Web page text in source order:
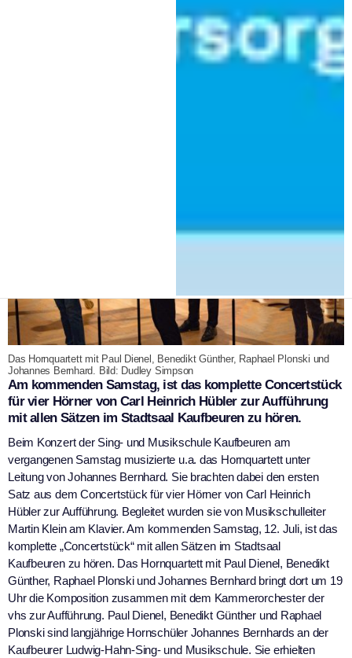
12. Juli: Hornquartett beim
Sommerkonzert des
kammerorchesters der
Das Hornquartett mit Paul Dienel, Benedikt Günther, Raphael Plonski und
Johannes Bernhard. Bild: Dudley Simpson
Am kommenden Samstag, ist das komplette Concertstück
für vier Hörner von Carl Heinrich Hübler zur Aufführung
mit allen Sätzen im Stadtsaal Kaufbeuren zu hören.
Beim Konzert der Sing- und Musikschule Kaufbeuren am
vergangenen Samstag musizierte u.a. das Hornquartett unter
Leitung von Johannes Bernhard. Sie brachten dabei den ersten
Satz aus dem Concertstück für vier Hörner von Carl Heinrich
Hübler zur Aufführung. Begleitet wurden sie von Musikschulleiter
Martin Klein am Klavier. Am kommenden Samstag, 12. Juli, ist das
komplette „Concertstück“ mit allen Sätzen im Stadtsaal
Kaufbeuren zu hören. Das Hornquartett mit Paul Dienel, Benedikt
Günther, Raphael Plonski und Johannes Bernhard bringt dort um 19
Uhr die Komposition zusammen mit dem Kammerorchester der
vhs zur Aufführung. Paul Dienel, Benedikt Günther und Raphael
Plonski sind langjährige Hornschüler Johannes Bernhards an der
Kaufbeurer Ludwig-Hahn-Sing- und Musikschule. Sie erhielten